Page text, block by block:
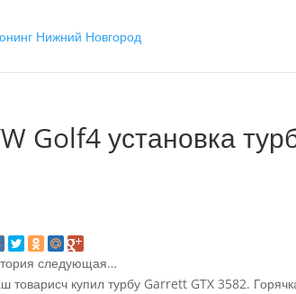
Golf4 установка
следующая…
товарисч купил турбу Garrett GTX 3582.